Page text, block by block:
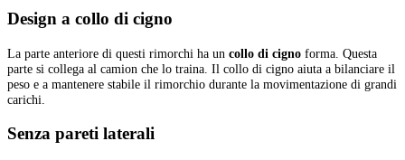
Design a collo di cigno
La parte anteriore di questi rimorchi ha un collo di cigno forma. Questa
parte si collega al camion che lo traina. Il collo di cigno aiuta a bilanciare il
peso e a mantenere stabile il rimorchio durante la movimentazione di grandi
carichi.
Senza pareti laterali